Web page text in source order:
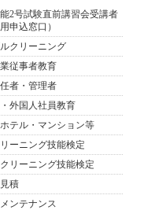
2号試験直前講習会受講者
申込窓口）
クリーニング
従事者教育
者・管理者
外国人社員教育
テル・マンション等
ーニング技能検定
リーニング技能検定
積
ンテナンス